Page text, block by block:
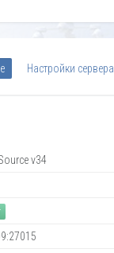
Настройки сервера
v34